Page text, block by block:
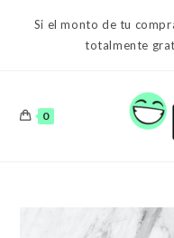
Si el monto de tu
totalmente
0